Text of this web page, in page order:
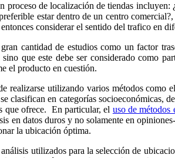
proceso de localización de tiendas
estar dentro de un centro
considerar el sentido del trafico en
cantidad de estudios como un factor
que este debe ser considerado como
el producto en cuestión.
realizarse utilizando varios métodos como
clasifican en categorías
que ofrece. En particular, el uso de métodos
en datos duros y no solamente en
la ubicación óptima.
utilizados para la selección de